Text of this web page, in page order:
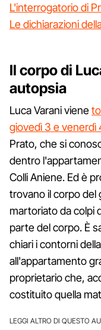
L'interrogatorio di
Le dichiarazioni
Il corpo di
autopsia
Luca Varani viene
giovedì 3 e venerdì
Prato, che si
dentro
Colli Aniene. Ed è
trovano il corpo del
martoriato da colpi
parte del corpo. È
chiari i contorni
all'appartamento
proprietario che,
costituito quella
LEGGI ALTRO DI QUESTO